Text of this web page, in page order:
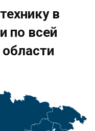
в
по всей